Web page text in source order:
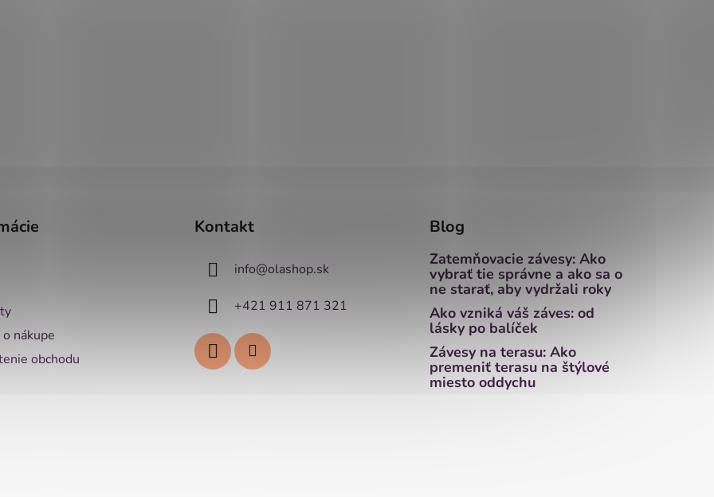
nákupe
obchodu
Kontakt
info@olashop.sk
+421 911 871 321
Blog
Zatemňovacie závesy: Ako
vybrať tie správne a ako sa o
ne starať, aby vydržali roky
Ako vzniká váš záves: od
lásky po balíček
Závesy na terasu: Ako
premeniť terasu na štýlové
miesto oddychu